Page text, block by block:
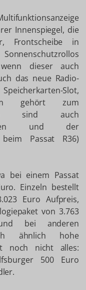
Innenspiegel, die
Frontscheibe in
dieser auch
das neue Radio-
Slot,
gehört zum
sind auch
und der
Passat R36)
bei einem Passat
Einzeln bestellt
Euro Aufpreis,
von 3.763
bei anderen
ähnlich hohe
noch nicht alles:
500 Euro